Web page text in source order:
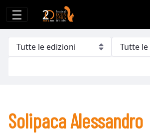
Solipaca Alessandro
Solipaca Alessandro